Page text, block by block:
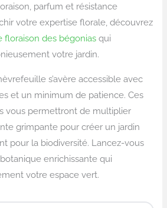
parfum et résistance
votre expertise florale, découvrez
floraison des bégonias qui
votre jardin.
s’avère accessible avec
et un minimum de patience. Ces
vous permettront de multiplier
grimpante pour créer un jardin
pour la biodiversité. Lancez-vous
enrichissante qui
votre espace vert.